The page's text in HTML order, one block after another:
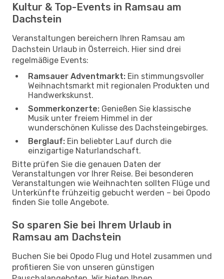
Kultur & Top-Events in Ramsau am
Dachstein
Veranstaltungen bereichern Ihren Ramsau am
Dachstein Urlaub in Österreich. Hier sind drei
regelmäßige Events:
Ramsauer Adventmarkt: Ein stimmungsvoller
Weihnachtsmarkt mit regionalen Produkten und
Handwerkskunst.
Sommerkonzerte: Genießen Sie klassische
Musik unter freiem Himmel in der
wunderschönen Kulisse des Dachsteingebirges.
Berglauf: Ein beliebter Lauf durch die
einzigartige Naturlandschaft.
Bitte prüfen Sie die genauen Daten der
Veranstaltungen vor Ihrer Reise. Bei besonderen
Veranstaltungen wie Weihnachten sollten Flüge und
Unterkünfte frühzeitig gebucht werden – bei Opodo
finden Sie tolle Angebote.
So sparen Sie bei Ihrem Urlaub in
Ramsau am Dachstein
Buchen Sie bei Opodo Flug und Hotel zusammen und
profitieren Sie von unseren günstigen